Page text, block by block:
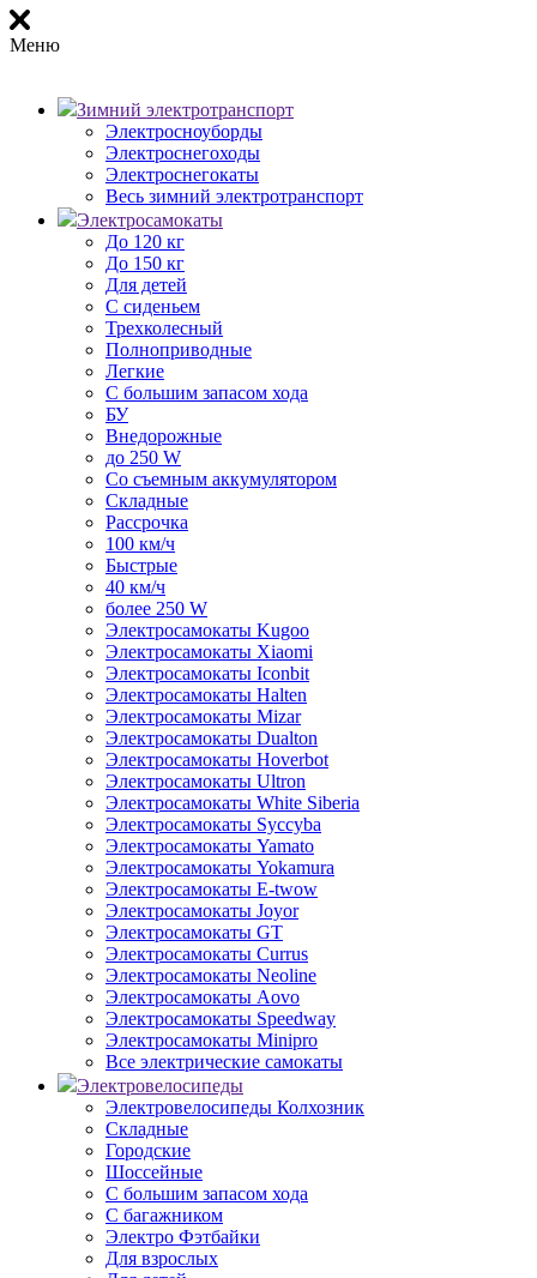
Меню
Зимний электротранспорт
Электросноуборды
Электроснегоходы
Электроснегокаты
Весь зимний электротранспорт
Электросамокаты
До 120 кг
До 150 кг
Для детей
С сиденьем
Трехколесный
Полноприводные
Легкие
С большим запасом хода
БУ
Внедорожные
до 250 W
Со съемным аккумулятором
Складные
Рассрочка
100 км/ч
Быстрые
40 км/ч
более 250 W
Электросамокаты Kugoo
Электросамокаты Xiaomi
Электросамокаты Iconbit
Электросамокаты Halten
Электросамокаты Mizar
Электросамокаты Dualton
Электросамокаты Hoverbot
Электросамокаты Ultron
Электросамокаты White Siberia
Электросамокаты Syccyba
Электросамокаты Yamato
Электросамокаты Yokamura
Электросамокаты E-twow
Электросамокаты Joyor
Электросамокаты GT
Электросамокаты Currus
Электросамокаты Neoline
Электросамокаты Aovo
Электросамокаты Speedway
Электросамокаты Minipro
Все электрические самокаты
Электровелосипеды
Электровелосипеды Колхозник
Складные
Городские
Шоссейные
С большим запасом хода
С багажником
Электро Фэтбайки
Для взрослых